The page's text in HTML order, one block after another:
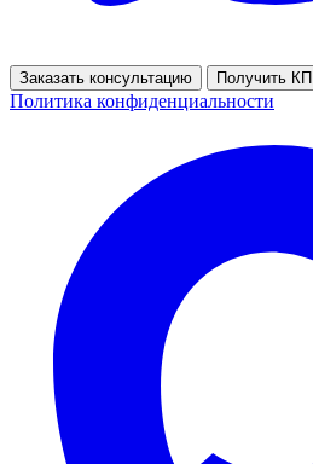
Заказать консультацию Получить КП
Политика конфиденциальности